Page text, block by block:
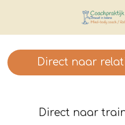
naar
de
hoofdinhoudDirect naar
Direct naar